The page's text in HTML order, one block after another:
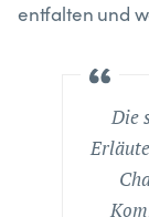
entfalten und
Die